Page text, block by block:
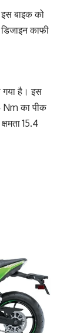
बाइक को
काफी
गया है। इस
Nm का पीक
15.4